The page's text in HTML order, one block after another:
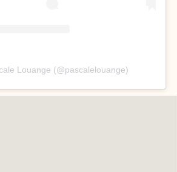
Louange (@pascalelouange)